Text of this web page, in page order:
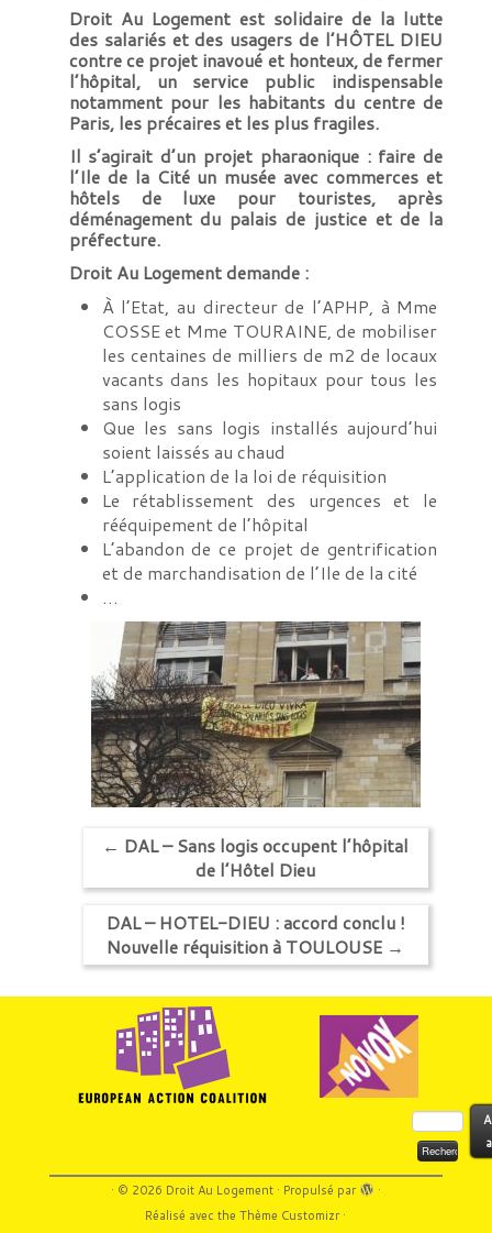
Droit Au Logement est solidaire de la lutte
des salariés et des usagers de l’HÔTEL DIEU
contre ce projet inavoué et honteux, de fermer
l’hôpital, un service public indispensable
notamment pour les habitants du centre de
Paris, les précaires et les plus fragiles.
Il s’agirait d’un projet pharaonique : faire de
l’Ile de la Cité un musée avec commerces et
hôtels de luxe pour touristes, après
déménagement du palais de justice et de la
préfecture.
Droit Au Logement demande :
À l’Etat, au directeur de l’APHP, à Mme
COSSE et Mme TOURAINE, de mobiliser
les centaines de milliers de m2 de locaux
vacants dans les hopitaux pour tous les
sans logis
Que les sans logis installés aujourd’hui
soient laissés au chaud
L’application de la loi de réquisition
Le rétablissement des urgences et le
rééquipement de l’hôpital
L’abandon de ce projet de gentrification
et de marchandisation de l’Ile de la cité
…
← DAL – Sans logis occupent l’hôpital
de l’Hôtel Dieu
DAL – HOTEL-DIEU : accord conclu !
Nouvelle réquisition à TOULOUSE →
Rechercher :
· © 2026 Droit Au Logement· Propulsé par
·
Réalisé avec theThème Customizr·